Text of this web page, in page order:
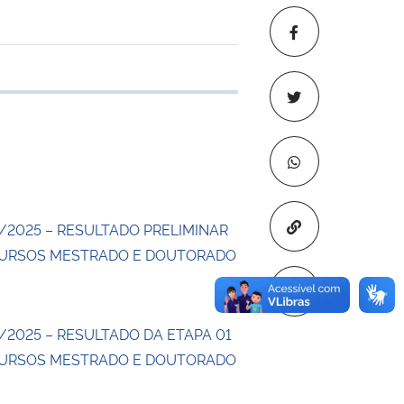
Copiar para
transferência
– RESULTADO PRELIMINAR
MESTRADO E DOUTORADO
– RESULTADO DA ETAPA 01
MESTRADO E DOUTORADO